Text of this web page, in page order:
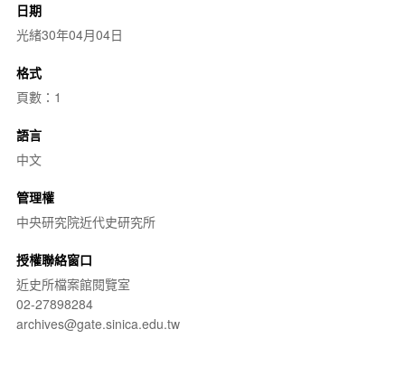
日期
光緒30年04月04日
格式
頁數：1
語言
中文
管理權
中央研究院近代史研究所
授權聯絡窗口
近史所檔案館閱覽室
02-27898284
archives@gate.sinica.edu.tw